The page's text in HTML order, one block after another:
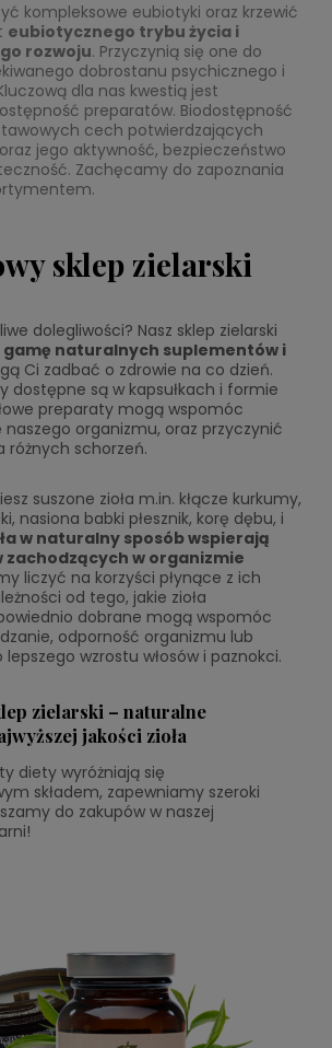
kompleksowe eubiotyki oraz krzewić
eubiotycznego trybu życia i
rozwoju. Przyczynią się one do
dobrostanu psychicznego i
dla nas kwestią jest
preparatów. Biodostępność
cech potwierdzających
jego aktywność, bezpieczeństwo
Zachęcamy do zapoznania
sklep zielarski
dolegliwości? Nasz sklep zielarski
gamę naturalnych suplementów i
Ci zadbać o zdrowie na co dzień.
dostępne są w kapsułkach i formie
preparaty mogą wspomóc
organizmu, oraz przyczynić
różnych schorzeń.
suszone zioła m.in. kłącze kurkumy,
nasiona babki płesznik, korę dębu, i
w naturalny sposób wspierają
zachodzących w organizmie
liczyć na korzyści płynące z ich
od tego, jakie zioła
dobrane mogą wspomóc
odporność organizmu lub
wzrostu włosów i paznokci.
zielarski – naturalne
jakości zioła
diety wyróżniają się
składem, zapewniamy szeroki
do zakupów w naszej